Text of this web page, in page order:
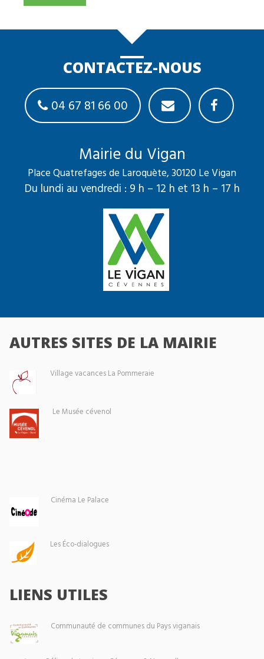
CONTACTEZ-NOUS
04 67 81 66 00
Mairie du Vigan
Place Quatrefages de Laroquète, 30120 Le Vigan
Du lundi au vendredi : 9 h – 12 h et 13 h – 17 h
AUTRES SITES DE LA MAIRIE
Village vacances La Pommeraie
Le Musée cévenol
Cinéma Le Palace
Les Éco-dialogues
LIENS UTILES
Communauté de communes du Pays viganais